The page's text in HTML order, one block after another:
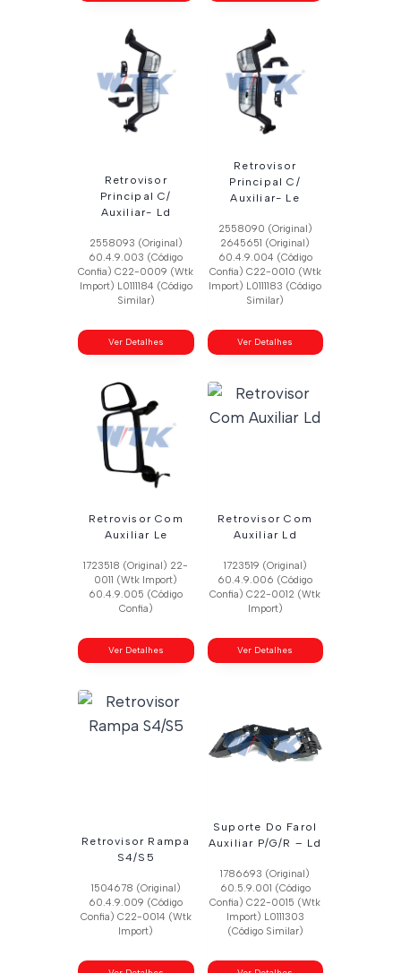
Retrovisor
Principal C/
Auxiliar- Ld
2558093 (Original)
60.4.9.003 (Código
Confia) C22-0009 (Wtk
Import) L0111184 (Código
Similar)
Ver Detalhes
Retrovisor
Principal C/
Auxiliar- Le
2558090 (Original)
2645651 (Original)
60.4.9.004 (Código
Confia) C22-0010 (Wtk
Import) L0111183 (Código
Similar)
Ver Detalhes
Retrovisor Com
Auxiliar Le
1723518 (Original) 22-
0011 (Wtk Import)
60.4.9.005 (Código
Confia)
Ver Detalhes
Retrovisor Com
Auxiliar Ld
1723519 (Original)
60.4.9.006 (Código
Confia) C22-0012 (Wtk
Import)
Ver Detalhes
Retrovisor Rampa
S4/S5
1504678 (Original)
60.4.9.009 (Código
Confia) C22-0014 (Wtk
Import)
Suporte Do Farol
Auxiliar P/G/R – Ld
1786693 (Original)
60.5.9.001 (Código
Confia) C22-0015 (Wtk
Import) L0111303
(Código Similar)